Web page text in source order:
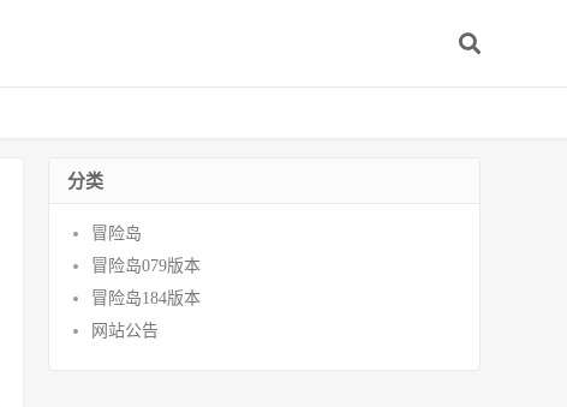
分类
冒险岛
冒险岛079版本
冒险岛184版本
网站公告